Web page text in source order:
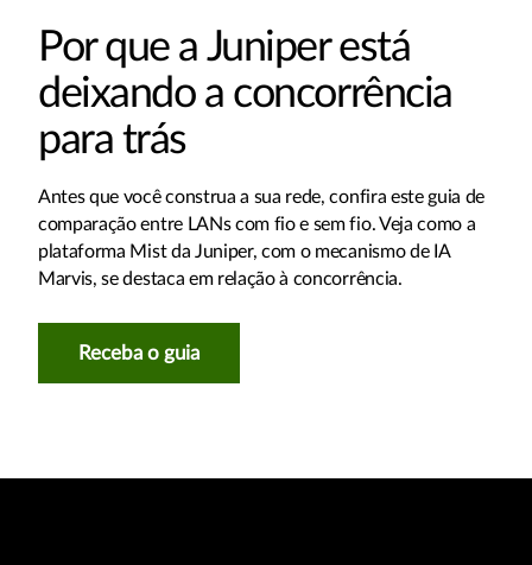
Por que a Juniper está
deixando a concorrência
para trás
Antes que você construa a sua rede, confira este guia de
comparação entre LANs com fio e sem fio. Veja como a
plataforma Mist da Juniper, com o mecanismo de IA
Marvis, se destaca em relação à concorrência.
Receba o guia